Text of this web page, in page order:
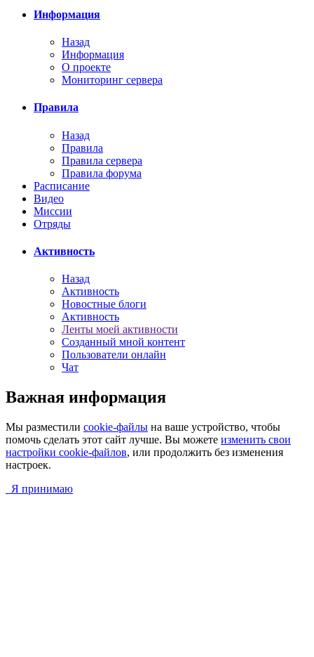
Информация
Назад
Информация
О проекте
Мониторинг сервера
Правила
Назад
Правила
Правила сервера
Правила форума
Расписание
Видео
Миссии
Отряды
Активность
Назад
Активность
Новостные блоги
Активность
Ленты моей активности
Созданный мной контент
Пользователи онлайн
Чат
Важная информация
Мы разместили cookie-файлы на ваше устройство, чтобы
помочь сделать этот сайт лучше. Вы можете изменить свои
настройки cookie-файлов, или продолжить без изменения
настроек.
Я принимаю